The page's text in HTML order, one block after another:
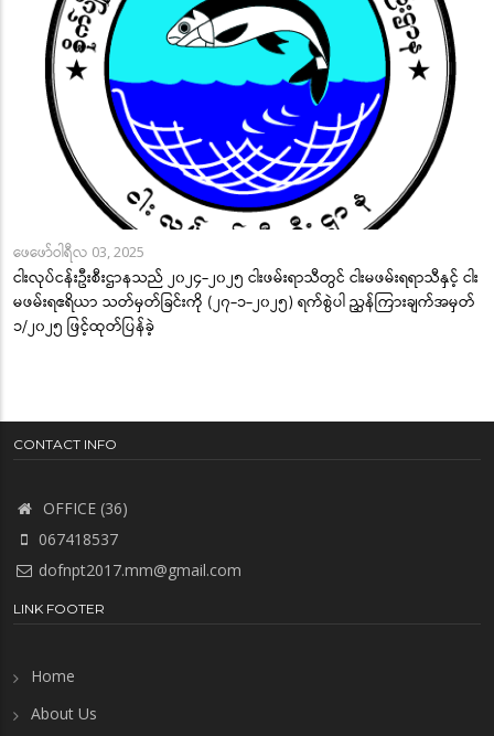
ဖေဖော်ဝါရီလ 03, 2025
ငါးလုပ်ငန်းဦးစီးဌာနသည် ၂၀၂၄-၂၀၂၅ ငါးဖမ်းရာသီတွင် ငါးမဖမ်းရရာသီနှင့် ငါး
မဖမ်းရဧရိယာ သတ်မှတ်ခြင်းကို (၂၇-၁-၂၀၂၅) ရက်စွဲပါ ညွှန်ကြားချက်အမှတ်
၁/၂၀၂၅ ဖြင့်ထုတ်ပြန်ခဲ့
CONTACT INFO
OFFICE (36)
067418537
dofnpt2017.mm@gmail.com
LINK FOOTER
Home
About Us